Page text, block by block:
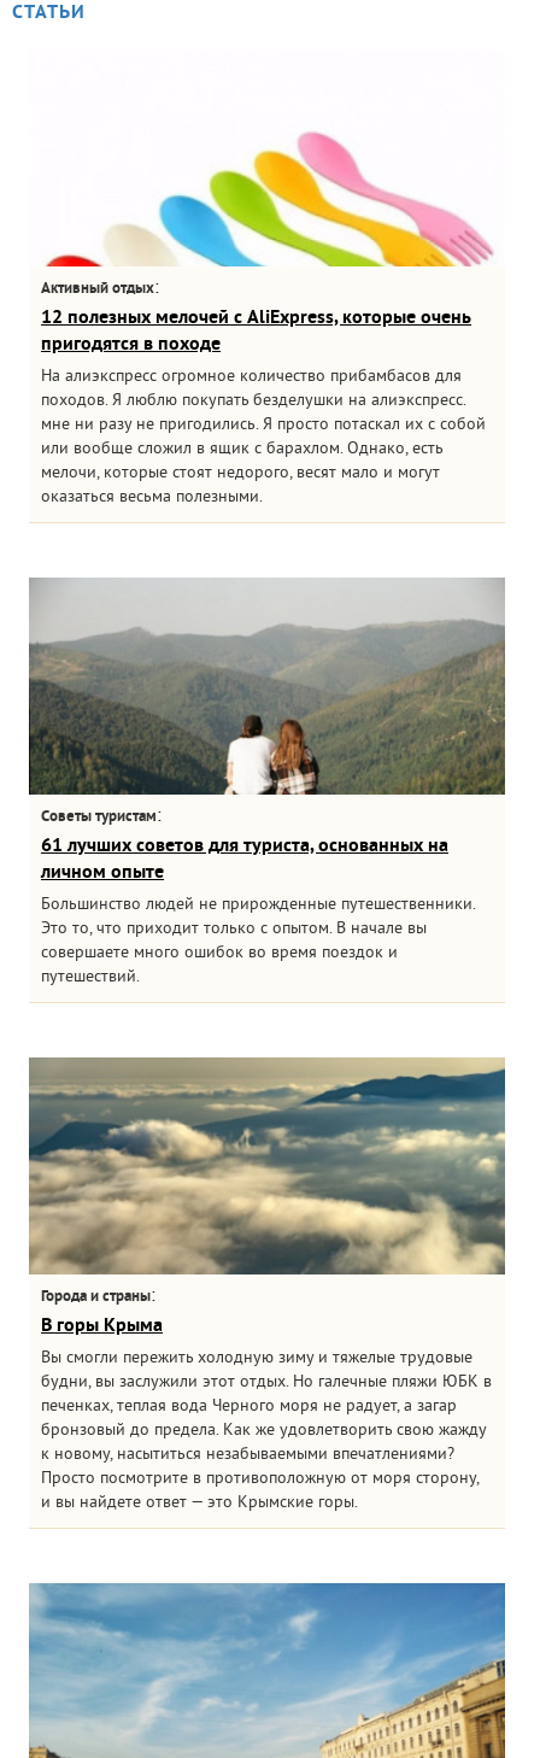
СТАТЬИ
Активный отдых:
12 полезных мелочей с AliExpress, которые очень
пригодятся в походе
На алиэкспресс огромное количество прибамбасов для
походов. Я люблю покупать безделушки на алиэкспресс.
мне ни разу не пригодились. Я просто потаскал их с собой
или вообще сложил в ящик с барахлом. Однако, есть
мелочи, которые стоят недорого, весят мало и могут
оказаться весьма полезными.
Советы туристам:
61 лучших советов для туриста, основанных на
личном опыте
Большинство людей не прирожденные путешественники.
Это то, что приходит только с опытом. В начале вы
совершаете много ошибок во время поездок и
путешествий.
Города и страны:
В горы Крыма
Вы смогли пережить холодную зиму и тяжелые трудовые
будни, вы заслужили этот отдых. Но галечные пляжи ЮБК в
печенках, теплая вода Черного моря не радует, а загар
бронзовый до предела. Как же удовлетворить свою жажду
к новому, насытиться незабываемыми впечатлениями?
Просто посмотрите в противоположную от моря сторону,
и вы найдете ответ — это Крымские горы.